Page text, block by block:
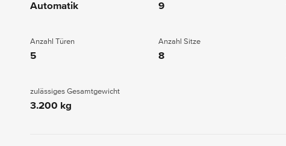
Automatik 9
Anzahl Türen
5
Anzahl Sitze
8
zulässiges Gesamtgewicht
3.200 kg